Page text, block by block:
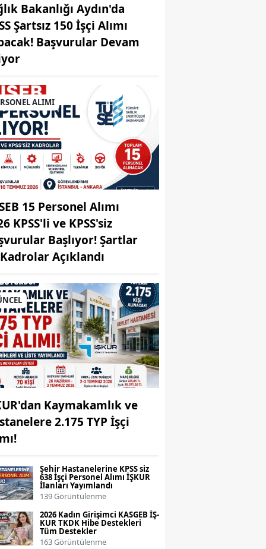
Bakanlığı Aydın'da
Şartsız 150 İşçi Alımı
Başvurular Devam
ALIMI
15 Personel Alımı
KPSS'li ve KPSS'siz
Başlıyor! Şartlar
Açıklandı
Kaymakamlık ve
2.175 TYP İşçi
Şehir Hastanelerine KPSS siz
638 İşçi Personel Alımı İŞKUR
İlanları Yayımlandı
139 Görüntülenme
2026 Kadın Girişimci KASGEB İŞ-
KUR TKDK Hibe Destekleri
Tüm Destekler
163 Görüntülenme